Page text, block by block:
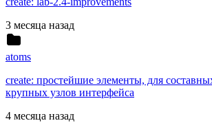
3 месяца назад
atoms
create: простейшие элементы, для
крупных узлов интерфейса
4 месяца назад